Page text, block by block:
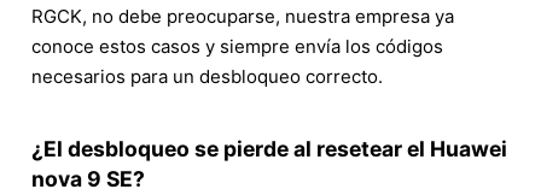
RGCK, no debe preocuparse, nuestra empresa ya
conoce estos casos y siempre envía los códigos
necesarios para un desbloqueo correcto.
¿El desbloqueo se pierde al resetear el Huawei
nova 9 SE?